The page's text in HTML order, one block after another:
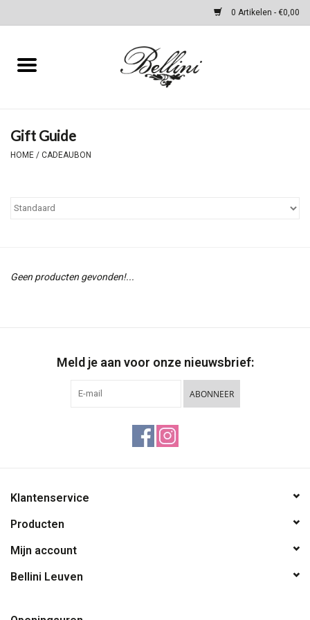
0 Artikelen - €0,00
Home
Schoenen & Accessoires
Gift Guide
HOME / CADEAUBON
Geen producten gevonden!...
Meld je aan voor onze nieuwsbrief:
ABONNEER
Klantenservice
Producten
Mijn account
Bellini Leuven